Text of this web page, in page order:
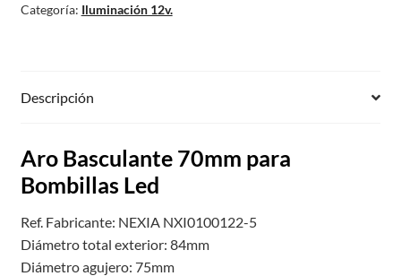
Categoría: Iluminación 12v.
Descripción
Aro Basculante 70mm para
Bombillas Led
Ref. Fabricante: NEXIA NXI0100122-5
Diámetro total exterior: 84mm
Diámetro agujero: 75mm